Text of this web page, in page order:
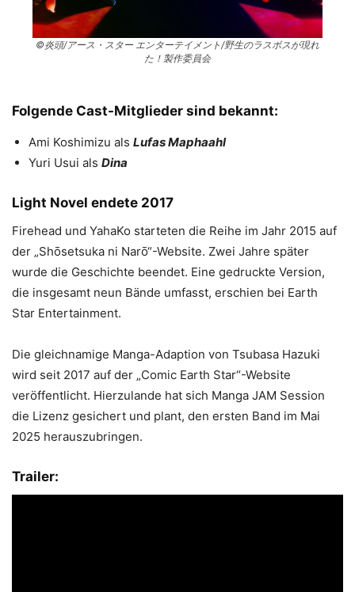
©炎頭/アース・スター エンターテイメント/野生のラスボスが現れ
た！製作委員会
Folgende Cast-Mitglieder sind bekannt:
Ami Koshimizu als Lufas Maphaahl
Yuri Usui als Dina
Light Novel endete 2017
Firehead und YahaKo starteten die Reihe im Jahr 2015 auf
der „Shōsetsuka ni Narō“-Website. Zwei Jahre später
wurde die Geschichte beendet. Eine gedruckte Version,
die insgesamt neun Bände umfasst, erschien bei Earth
Star Entertainment.
Die gleichnamige Manga-Adaption von Tsubasa Hazuki
wird seit 2017 auf der „Comic Earth Star“-Website
veröffentlicht. Hierzulande hat sich Manga JAM Session
die Lizenz gesichert und plant, den ersten Band im Mai
2025 herauszubringen.
Trailer: